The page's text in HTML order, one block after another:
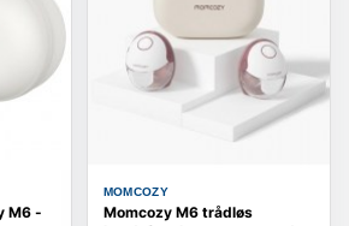
M6 -
MOMCOZY
Momcozy M6 trådløs